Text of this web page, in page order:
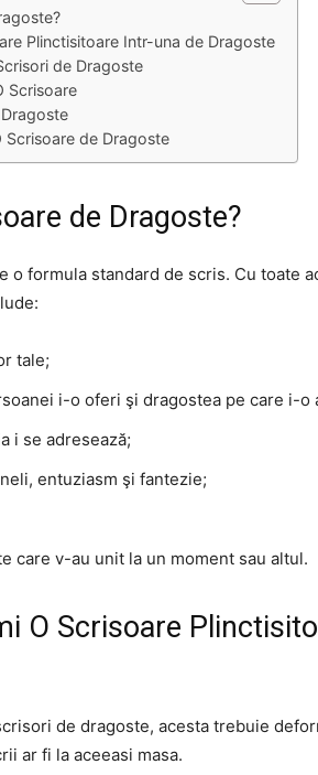
Plinctisitoare Intr-una de Dragoste
de Dragoste
Scrisoare
de Dragoste
de Dragoste?
o formula standard de scris. Cu toate
tale;
i-o oferi şi dragostea pe care i-o
i se adresează;
entuziasm şi fantezie;
care v-au unit la un moment sau altul.
O Scrisoare
de dragoste, acesta trebuie
ar fi la aceeasi masa.